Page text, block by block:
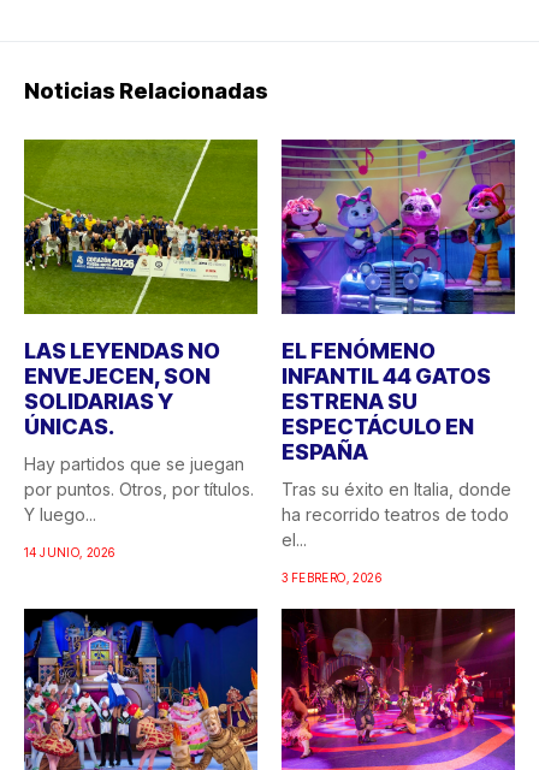
Noticias Relacionadas
LAS LEYENDAS NO
ENVEJECEN, SON
SOLIDARIAS Y
ÚNICAS.
Hay partidos que se juegan
por puntos. Otros, por títulos.
Y luego...
14 JUNIO, 2026
EL FENÓMENO
INFANTIL 44 GATOS
ESTRENA SU
ESPECTÁCULO EN
ESPAÑA
Tras su éxito en Italia, donde
ha recorrido teatros de todo
el...
3 FEBRERO, 2026